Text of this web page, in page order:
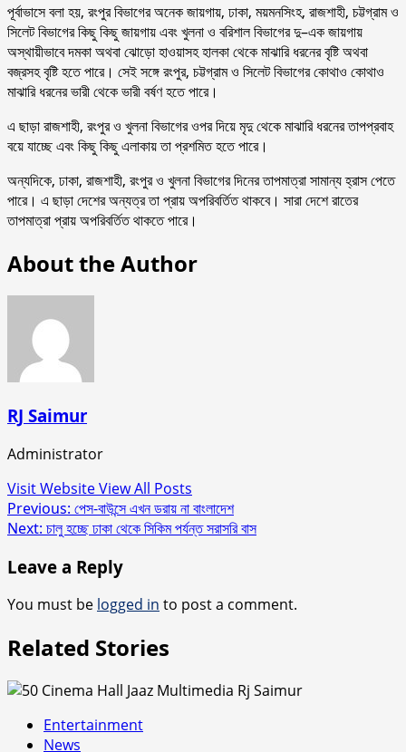
পূর্বাভাসে বলা হয়, রংপুর বিভাগের অনেক জায়গায়, ঢাকা, ময়মনসিংহ, রাজশাহী, চট্টগ্রাম ও
সিলেট বিভাগের কিছু কিছু জায়গায় এবং খুলনা ও বরিশাল বিভাগের দু–এক জায়গায়
অস্থায়ীভাবে দমকা অথবা ঝোড়ো হাওয়াসহ হালকা থেকে মাঝারি ধরনের বৃষ্টি অথবা
বজ্রসহ বৃষ্টি হতে পারে। সেই সঙ্গে রংপুর, চট্টগ্রাম ও সিলেট বিভাগের কোথাও কোথাও
মাঝারি ধরনের ভারী থেকে ভারী বর্ষণ হতে পারে।
এ ছাড়া রাজশাহী, রংপুর ও খুলনা বিভাগের ওপর দিয়ে মৃদু থেকে মাঝারি ধরনের তাপপ্রবাহ
বয়ে যাচ্ছে এবং কিছু কিছু এলাকায় তা প্রশমিত হতে পারে।
অন্যদিকে, ঢাকা, রাজশাহী, রংপুর ও খুলনা বিভাগের দিনের তাপমাত্রা সামান্য হ্রাস পেতে
পারে। এ ছাড়া দেশের অন্যত্র তা প্রায় অপরিবর্তিত থাকবে। সারা দেশে রাতের
তাপমাত্রা প্রায় অপরিবর্তিত থাকতে পারে।
About the Author
RJ Saimur
Administrator
Visit WebsiteView All Posts
Post
navigation
Previous: পেস-বাউন্সে এখন ডরায় না বাংলাদেশ
Next: চালু হচ্ছে ঢাকা থেকে সিকিম পর্যন্ত সরাসরি বাস
Leave a Reply
You must be logged in to post a comment.
Related Stories
Entertainment
News